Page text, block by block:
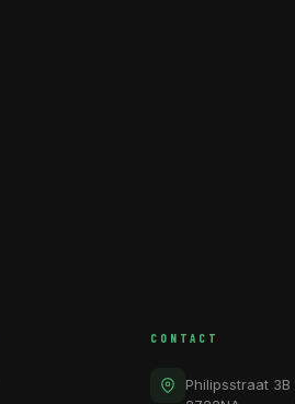
CONTACT
Philipsstraat 3B